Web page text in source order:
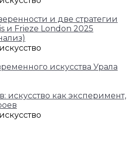
и две стратегии
и Frieze London 2025
искусства Урала
искусство как эксперимент,